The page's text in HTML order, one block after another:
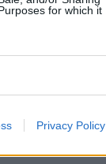
for which it
Privacy Policy